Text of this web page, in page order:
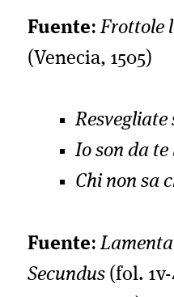
Fuente:Frottole
(Venecia, 1505)
Resvegliate
Io son da
Chi non sa
Fuente:
Secundus (fol.